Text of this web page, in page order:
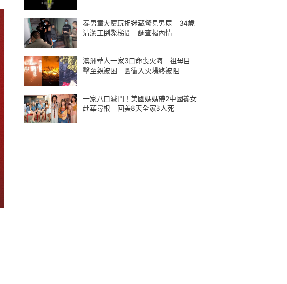
泰男童大廈玩捉迷藏驚見男屍 34歲
清潔工倒斃梯間 調查揭內情
澳洲華人一家3口命喪火海 祖母目
擊至親被困 圖衝入火場終被阻
一家八口滅門！美國媽媽帶2中國養女
赴華尋根 回美8天全家8人死